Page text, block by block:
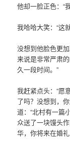
他却一脸正色：“
我哈哈大笑：“这
没想到他脸色更
来说是非常严肃
久一段时间。”
我赶紧点头：“愿
了吗？没想到，
道：“北村有一篇
众送了一块馒头
华，你将来在婚